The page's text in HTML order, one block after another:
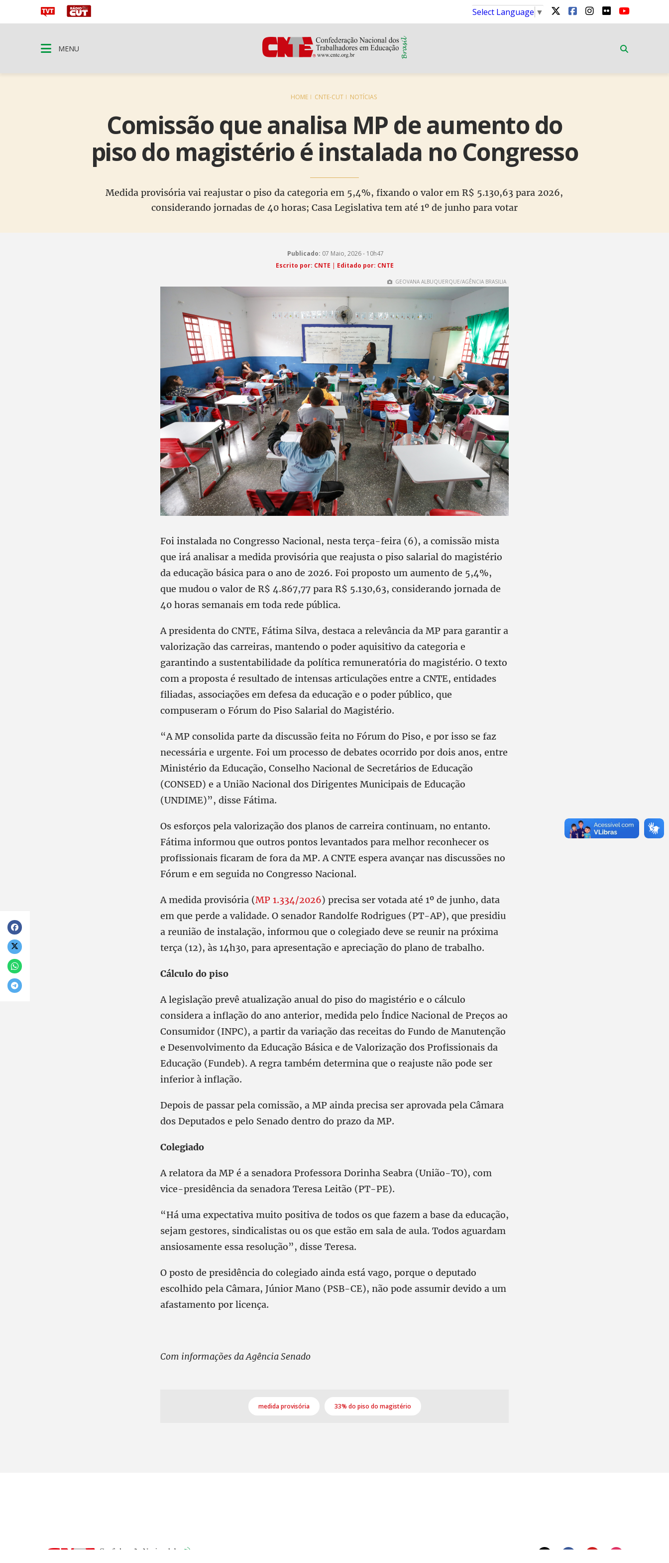
Select Language ▼
MENU
HOME CNTE-CUT NOTÍCIAS
Comissão que analisa MP de aumento do
piso do magistério é instalada no Congresso
Medida provisória vai reajustar o piso da categoria em 5,4%, fixando o valor em R$ 5.130,63 para 2026,
considerando jornadas de 40 horas; Casa Legislativa tem até 1º de junho para votar
Publicado: 07 Maio, 2026 - 10h47
Escrito por: CNTE | Editado por: CNTE
GEOVANA ALBUQUERQUE/AGÊNCIA BRASILIA
Foi instalada no Congresso Nacional, nesta terça-feira (6), a comissão mista
que irá analisar a medida provisória que reajusta o piso salarial do magistério
da educação básica para o ano de 2026. Foi proposto um aumento de 5,4%,
que mudou o valor de R$ 4.867,77 para R$ 5.130,63, considerando jornada de
40 horas semanais em toda rede pública.
A presidenta do CNTE, Fátima Silva, destaca a relevância da MP para garantir a
valorização das carreiras, mantendo o poder aquisitivo da categoria e
garantindo a sustentabilidade da política remuneratória do magistério. O texto
com a proposta é resultado de intensas articulações entre a CNTE, entidades
filiadas, associações em defesa da educação e o poder público, que
compuseram o Fórum do Piso Salarial do Magistério.
“A MP consolida parte da discussão feita no Fórum do Piso, e por isso se faz
necessária e urgente. Foi um processo de debates ocorrido por dois anos, entre
Ministério da Educação, Conselho Nacional de Secretários de Educação
(CONSED) e a União Nacional dos Dirigentes Municipais de Educação
(UNDIME)”, disse Fátima.
Os esforços pela valorização dos planos de carreira continuam, no entanto.
Fátima informou que outros pontos levantados para melhor reconhecer os
profissionais ficaram de fora da MP. A CNTE espera avançar nas discussões no
Fórum e em seguida no Congresso Nacional.
A medida provisória (MP 1.334/2026) precisa ser votada até 1º de junho, data
em que perde a validade. O senador Randolfe Rodrigues (PT-AP), que presidiu
a reunião de instalação, informou que o colegiado deve se reunir na próxima
terça (12), às 14h30, para apresentação e apreciação do plano de trabalho.
Cálculo do piso
A legislação prevê atualização anual do piso do magistério e o cálculo
considera a inflação do ano anterior, medida pelo Índice Nacional de Preços ao
Consumidor (INPC), a partir da variação das receitas do Fundo de Manutenção
e Desenvolvimento da Educação Básica e de Valorização dos Profissionais da
Educação (Fundeb). A regra também determina que o reajuste não pode ser
inferior à inflação.
Depois de passar pela comissão, a MP ainda precisa ser aprovada pela Câmara
dos Deputados e pelo Senado dentro do prazo da MP.
Colegiado
A relatora da MP é a senadora Professora Dorinha Seabra (União-TO), com
vice-presidência da senadora Teresa Leitão (PT-PE).
“Há uma expectativa muito positiva de todos os que fazem a base da educação,
sejam gestores, sindicalistas ou os que estão em sala de aula. Todos aguardam
ansiosamente essa resolução”, disse Teresa.
O posto de presidência do colegiado ainda está vago, porque o deputado
escolhido pela Câmara, Júnior Mano (PSB-CE), não pode assumir devido a um
afastamento por licença.
Com informações da Agência Senado
medida provisória 33% do piso do magistério